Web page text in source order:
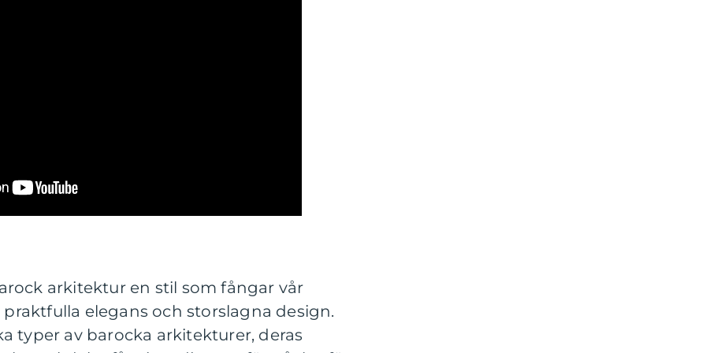
arkitektur en stil som fångar vår
elegans och storslagna design.
typer av barocka arkitekturer, deras